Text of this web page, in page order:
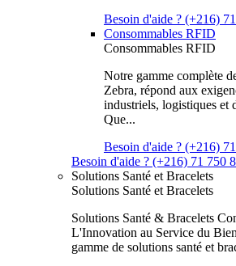
Besoin d'aide ? (+216)
Consommables RFID
Consommables RFID
Notre gamme complète
Zebra, répond aux
industriels, logistiques et
Que...
Besoin d'aide ? (+216)
Besoin d'aide ? (+216) 71 750
Solutions Santé et Bracelets
Solutions Santé et Bracelets
Solutions Santé & Bracelets
L'Innovation au Service du
gamme de solutions santé et